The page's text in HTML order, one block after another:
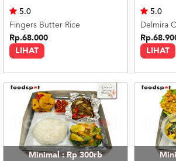
LIHAT
5.0
Fingers Butter Rice
Rp.68.000
LIHAT
5.0
Delmira
Minimal : Rp 300rb